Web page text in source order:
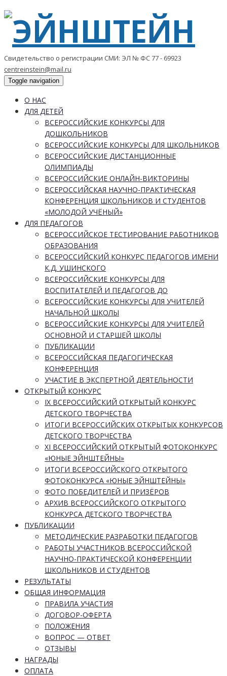
Свидетельство о регистрации СМИ: ЭЛ № ФС 77 - 69923
centreinstein@mail.ru
Toggle navigation
О НАС
ДЛЯ ДЕТЕЙ
ВСЕРОССИЙСКИЕ КОНКУРСЫ ДЛЯ
ДОШКОЛЬНИКОВ
ВСЕРОССИЙСКИЕ КОНКУРСЫ ДЛЯ ШКОЛЬНИКОВ
ВСЕРОССИЙСКИЕ ДИСТАНЦИОННЫЕ
ОЛИМПИАДЫ
ВСЕРОССИЙСКИЕ ОНЛАЙН-ВИКТОРИНЫ
ВСЕРОССИЙСКАЯ НАУЧНО-ПРАКТИЧЕСКАЯ
КОНФЕРЕНЦИЯ ШКОЛЬНИКОВ И СТУДЕНТОВ
«МОЛОДОЙ УЧЁНЫЙ»
ДЛЯ ПЕДАГОГОВ
ВСЕРОССИЙСКОЕ ТЕСТИРОВАНИЕ РАБОТНИКОВ
ОБРАЗОВАНИЯ
ВСЕРОССИЙСКИЙ КОНКУРС ПЕДАГОГОВ ИМЕНИ
К.Д. УШИНСКОГО
ВСЕРОССИЙСКИЕ КОНКУРСЫ ДЛЯ
ВОСПИТАТЕЛЕЙ И ПЕДАГОГОВ ДО
ВСЕРОССИЙСКИЕ КОНКУРСЫ ДЛЯ УЧИТЕЛЕЙ
НАЧАЛЬНОЙ ШКОЛЫ
ВСЕРОССИЙСКИЕ КОНКУРСЫ ДЛЯ УЧИТЕЛЕЙ
ОСНОВНОЙ И СТАРШЕЙ ШКОЛЫ
ПУБЛИКАЦИИ
ВСЕРОССИЙСКАЯ ПЕДАГОГИЧЕСКАЯ
КОНФЕРЕНЦИЯ
УЧАСТИЕ В ЭКСПЕРТНОЙ ДЕЯТЕЛЬНОСТИ
ОТКРЫТЫЙ КОНКУРС
IX ВСЕРОССИЙСКИЙ ОТКРЫТЫЙ КОНКУРС
ДЕТСКОГО ТВОРЧЕСТВА
ИТОГИ ВСЕРОССИЙСКИХ ОТКРЫТЫХ КОНКУРСОВ
ДЕТСКОГО ТВОРЧЕСТВА
XI ВСЕРОССИЙСКИЙ ОТКРЫТЫЙ ФОТОКОНКУРС
«ЮНЫЕ ЭЙНШТЕЙНЫ»
ИТОГИ ВСЕРОССИЙСКОГО ОТКРЫТОГО
ФОТОКОНКУРСА «ЮНЫЕ ЭЙНШТЕЙНЫ»
ФОТО ПОБЕДИТЕЛЕЙ И ПРИЗЁРОВ
АРХИВ ВСЕРОССИЙСКОГО ОТКРЫТОГО
КОНКУРСА ДЕТСКОГО ТВОРЧЕСТВА
ПУБЛИКАЦИИ
МЕТОДИЧЕСКИЕ РАЗРАБОТКИ ПЕДАГОГОВ
РАБОТЫ УЧАСТНИКОВ ВСЕРОССИЙСКОЙ
НАУЧНО-ПРАКТИЧЕСКОЙ КОНФЕРЕНЦИИ
ШКОЛЬНИКОВ И СТУДЕНТОВ
РЕЗУЛЬТАТЫ
ОБЩАЯ ИНФОРМАЦИЯ
ПРАВИЛА УЧАСТИЯ
ДОГОВОР-ОФЕРТА
ПОЛОЖЕНИЯ
ВОПРОС — ОТВЕТ
ОТЗЫВЫ
НАГРАДЫ
ОПЛАТА